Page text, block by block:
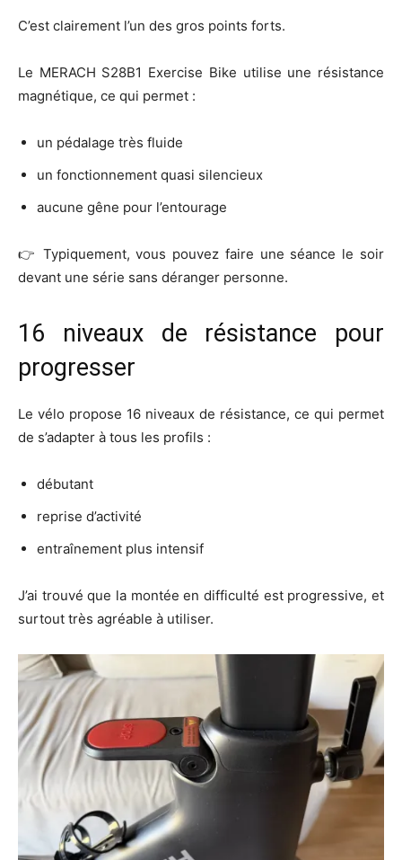
C’est clairement l’un des gros points forts.
Le MERACH S28B1 Exercise Bike utilise une résistance
magnétique, ce qui permet :
un pédalage très fluide
un fonctionnement quasi silencieux
aucune gêne pour l’entourage
👉 Typiquement, vous pouvez faire une séance le soir
devant une série sans déranger personne.
16 niveaux de résistance pour
progresser
Le vélo propose 16 niveaux de résistance, ce qui permet
de s’adapter à tous les profils :
débutant
reprise d’activité
entraînement plus intensif
J’ai trouvé que la montée en difficulté est progressive, et
surtout très agréable à utiliser.